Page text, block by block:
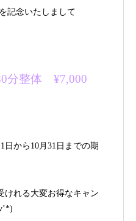
記念いたしまして
分整体 ¥7,000
日から10月31日までの期
けれる大変お得なキャン